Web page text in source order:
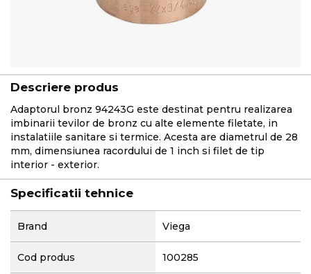
Descriere produs
Adaptorul bronz 94243G este destinat pentru realizarea
imbinarii tevilor de bronz cu alte elemente filetate, in
instalatiile sanitare si termice. Acesta are diametrul de 28
mm, dimensiunea racordului de 1 inch si filet de tip
interior - exterior.
Specificatii tehnice
Brand Viega
Cod produs 100285